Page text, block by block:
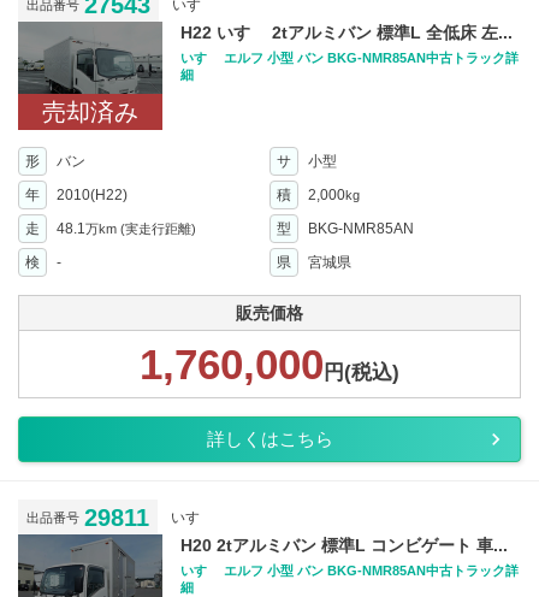
出品番号 いすゞ
売却済み
H22 いすゞ 2tアルミバン 標準L 全低床 左...
いすゞ エルフ 小型 バン BKG-NMR85AN中古トラック詳
細
形 バン サ
小型
年
2010(H22) 積 2,000kg
走 48.1万km (実走行距離) 型
BKG-NMR85AN
検
- 県 宮城県
販売価格
1,760,000 円(税込)
詳しくはこちら
出品番号 29811 いすゞ
H20 2tアルミバン 標準L コンビゲート 車...
いすゞ エルフ 小型 バン BKG-NMR85AN中古トラック詳
細